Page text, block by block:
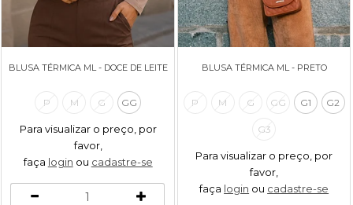
BLUSA TÉRMICA ML - DOCE DE LEITE
P M G GG
Para visualizar o preço, por
favor,
faça login ou cadastre-se
BLUSA TÉRMICA ML - PRETO
P M G GG G1 G2
G3
Para visualizar o preço, por
favor,
faça login ou cadastre-se